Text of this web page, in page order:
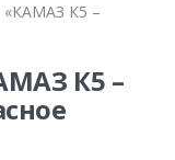
«КАМАЗ К5 –
К5 –